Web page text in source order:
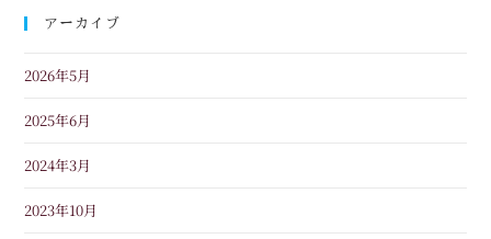
アーカイブ
2026年5月
2025年6月
2024年3月
2023年10月